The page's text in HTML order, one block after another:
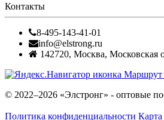
Контакты
8-495-143-41-01
info@elstrong.ru
142720, Москва, Московская
Маршрут
© 2022–2026 «Элстронг» - оптовые
Политика конфиденциальности Карта